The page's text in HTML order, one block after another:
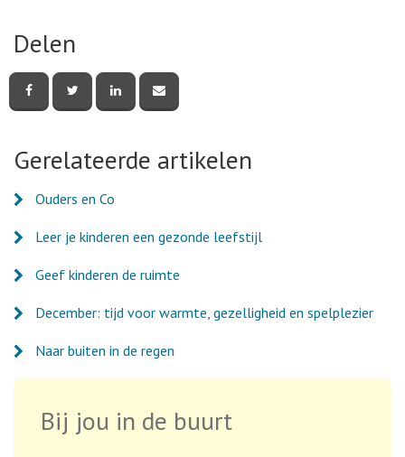
Delen
deze
pagina
deze
pagina
deze
pagina
deze
pagina
mail
Gerelateerde artikelen
Ouders en Co
Leer je kinderen een gezonde leefstijl
Geef kinderen de ruimte
December: tijd voor warmte, gezelligheid en spelplezier
Naar buiten in de regen
Bij jou in de buurt